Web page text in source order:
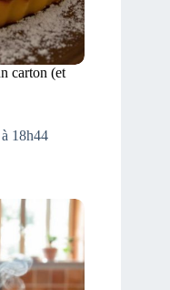
carton (et
18h44